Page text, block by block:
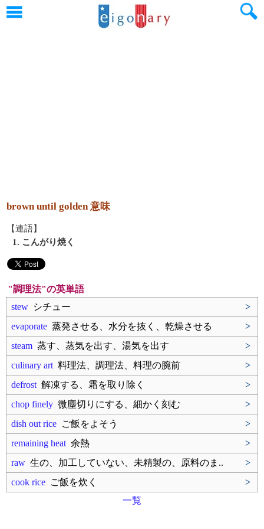
brown until golden 意味
【連語】
1. こんがり焼く
"調理法"の英単語
stew シチュー
>
evaporate 蒸発させる、水分を抜く、乾燥させる
>
steam 蒸す、蒸気を出す、湯気を出す
>
culinary art 料理法、調理法、料理の腕前
>
defrost 解凍する、霜を取り除く
>
chop finely 微塵切りにする、細かく刻む
>
dish out rice ご飯をよそう
>
remaining heat 余熱
>
raw 生の、加工していない、未精製の、原料のま..
>
cook rice ご飯を炊く
>
一覧